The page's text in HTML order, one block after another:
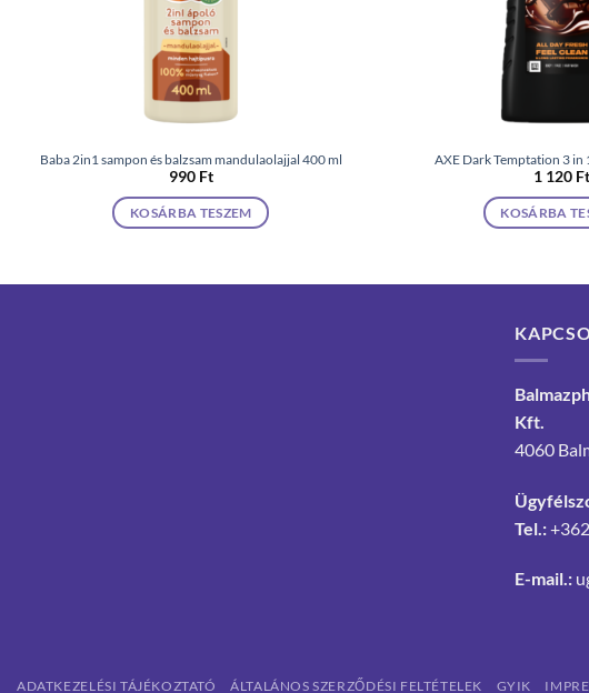
Baba 2in1 sampon és balzsam mandulaolajjal 400 ml
990 Ft
KOSÁRBA TESZEM
AXE Dark Temptation 3
1 120 Ft
KOSÁRBA
Kft.
4060
Tel.:
E-mail.:
ADATKEZELÉSI TÁJÉKOZTATÓ ÁLTALÁNOS SZERZŐDÉSI FELTÉTELEK GYIK